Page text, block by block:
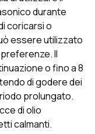
durante
coricarsi o
essere utilizzato
Il
o fino a 8
di godere dei
prolungato.
di olio
calmanti.